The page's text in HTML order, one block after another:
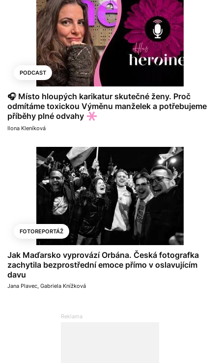
PODCAST
🎧 Místo hloupých karikatur skutečné ženy. Proč
odmítáme toxickou Výměnu manželek a potřebujeme
příběhy plné odvahy
Ilona Kleníková
FOTOREPORTÁŽ
Jak Maďarsko vyprovází Orbána. Česká fotografka
zachytila bezprostřední emoce přímo v oslavujícím
davu
Jana Plavec Gabriela Knížková